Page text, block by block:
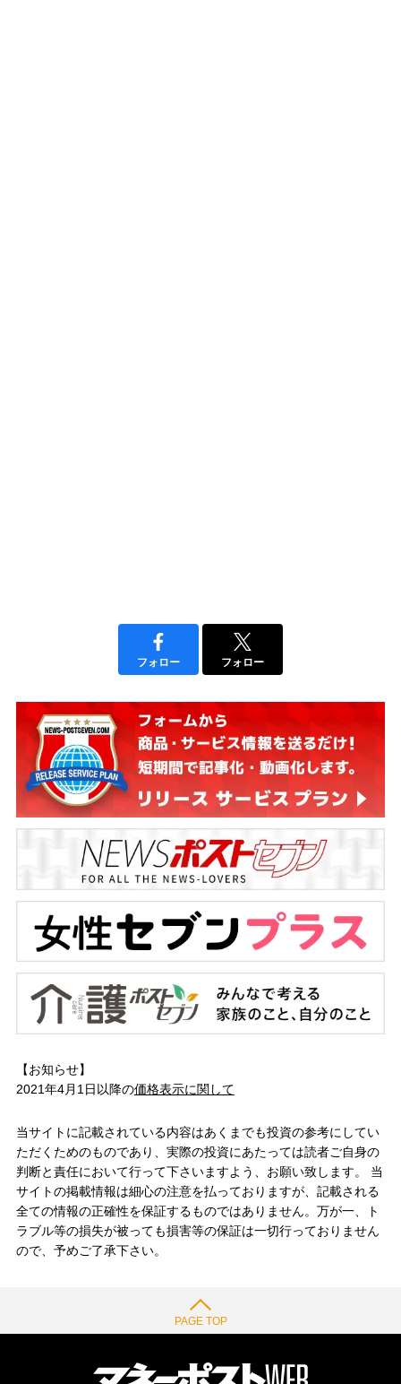
フォロー フォロー
【お知らせ】
2021年4月1日以降の価格表示に関して
当サイトに記載されている内容はあくまでも投資の参考にしてい
ただくためのものであり、実際の投資にあたっては読者ご自身の
判断と責任において行って下さいますよう、お願い致します。 当
サイトの掲載情報は細心の注意を払っておりますが、記載される
全ての情報の正確性を保証するものではありません。万が一、ト
ラブル等の損失が被っても損害等の保証は一切行っておりません
ので、予めご了承下さい。
PAGE TOP